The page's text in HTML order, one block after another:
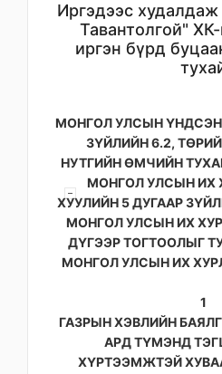
Иргэдээс
Тавантолгой"
иргэн бүрд
МОНГОЛ УЛСЫН ҮНДСЭН
ЗҮЙЛИЙН 6.2,
НУТГИЙН ӨМЧИЙН
МОНГОЛ УЛСЫН ИХ
ХУУЛИЙН 5 ДУГААР
МОНГОЛ УЛСЫН ИХ
ДҮГЭЭР ТОГТООЛЫГ
МОНГОЛ УЛСЫН ИХ
1
ГАЗРЫН ХЭВЛИЙН
АРД ТҮМЭНД
ХҮРТЭЭМЖТЭЙ